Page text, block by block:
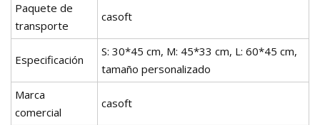
Paquete de
transporte
casoft
Especificación
S: 30*45 cm, M: 45*33 cm, L: 60*45 cm,
tamaño personalizado
Marca
comercial
casoft